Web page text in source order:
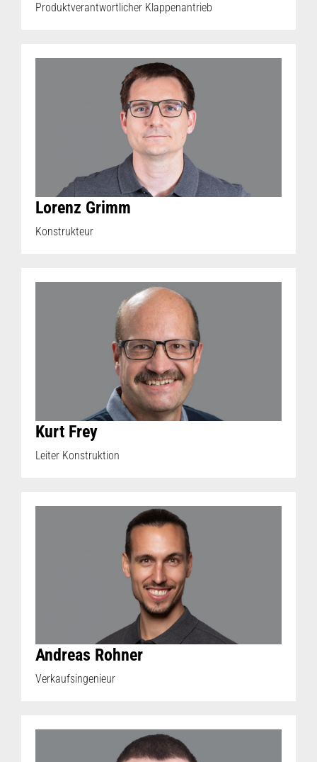
Produktverantwortlicher Klappenantrieb
Lorenz Grimm
Konstrukteur
Kurt Frey
Leiter Konstruktion
Andreas Rohner
Verkaufsingenieur